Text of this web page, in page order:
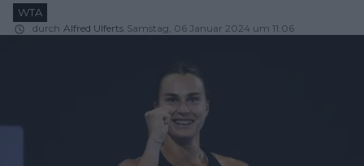
WTA
durch Alfred Ulferts Samstag, 06 Januar 2024 um 11:06